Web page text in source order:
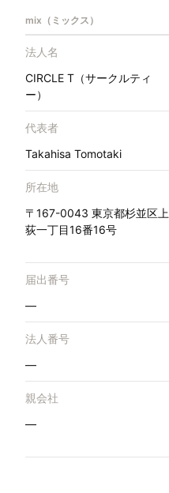
mix（ミックス）
法人名
CIRCLE T（サークルティ
ー）
代表者
Takahisa Tomotaki
所在地
〒167-0043 東京都杉並区上
荻一丁目16番16号
届出番号
—
法人番号
—
親会社
—